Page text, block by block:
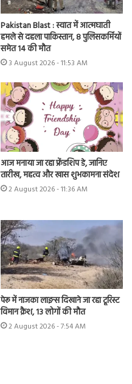
Pakistan Blast : स्वात में आत्मघाती
हमले से दहला पाकिस्तान, 8 पुलिसकर्मियों
समेत 14 की मौत
3 August 2026 - 11:53 AM
आज मनाया जा रहा फ्रेंडशिप डे, जानिए
तारीख, महत्व और खास शुभकामना संदेश
2 August 2026 - 11:36 AM
पेरू में नाजका लाइन्स दिखाने जा रहा टूरिस्ट
विमान क्रैश, 13 लोगों की मौत
2 August 2026 - 7:54 AM